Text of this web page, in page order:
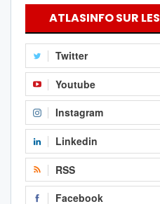
ATLASINFO SUR
Twitter
Youtube
Instagram
Linkedin
RSS
Facebook